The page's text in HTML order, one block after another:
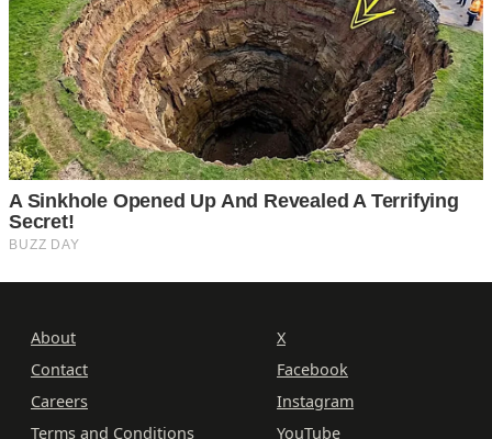
About
Contact
Careers
Terms and Conditions
X
Facebook
Instagram
YouTube